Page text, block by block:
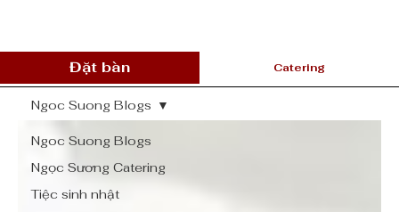
Catering
Đặt bàn
Ngoc Suong Blogs
Ngọc Sương Catering
Tiệc sinh nhật
Ngoc Suong Blogs